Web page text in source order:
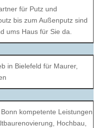
für Putz und
bis zum Außenputz sind
ums Haus für Sie da.
in Bielefeld für Maurer,
kompetente Leistungen
Hochbau,